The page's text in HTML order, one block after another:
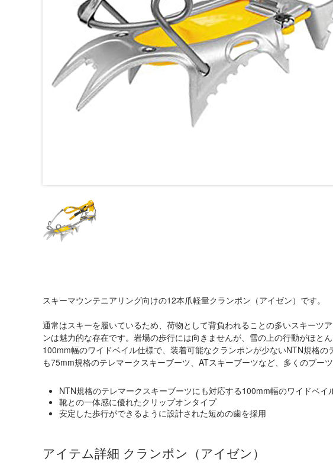
スキーマウンテニアリング向けの12本爪軽量クランポン（アイゼン）です。
通常はスキーを履いているため、荷物として背負われることの多いスキーツ
ンは魅力的な存在です。岩場の歩行には向きませんが、雪の上の行動がほと
100mm幅のワイドベイル仕様で、装着可能なクランポンが少ないNTN規格
も75mm規格のテレマークスキーブーツ、ATスキーブーツなど、多くのブー
NTN規格のテレマークスキーブーツにも対応する100mm幅のワイドベイ
靴との一体感に優れたクリップオンタイプ
安定した歩行ができるように設計された短めの歯を採用
アイテム詳細 クランポン（アイゼン）